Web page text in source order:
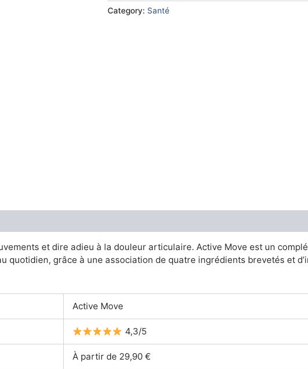
Category: Santé
et dire adieu à la douleur articulaire. Active Move est un
quotidien, grâce à une association de quatre ingrédients brevetés et
Active Move
4,3/5
À partir de 29,90 €